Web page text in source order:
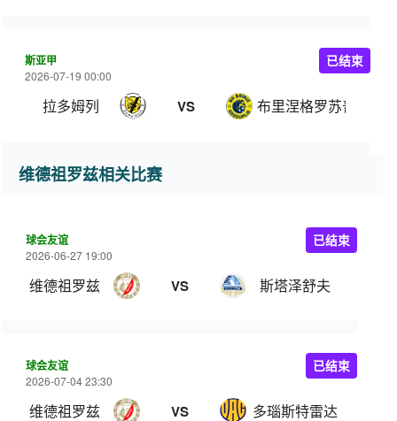
斯亚甲
2026-07-19 00:00
拉多姆列 VS 布里涅格罗苏普列
已结束
维德祖罗兹相关比赛
球会友谊
2026-06-27 19:00
维德祖罗兹 VS 斯塔泽舒夫
已结束
球会友谊
2026-07-04 23:30
维德祖罗兹 VS 多瑙斯特雷达
已结束